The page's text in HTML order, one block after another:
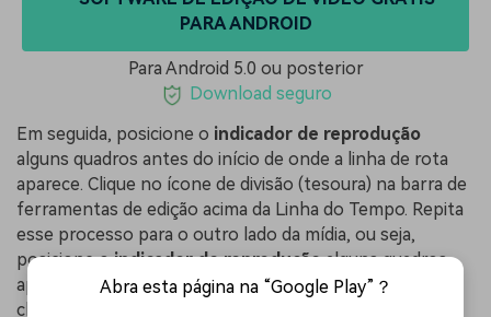
PARA ANDROID
Para Android 5.0 ou posterior
Download seguro
Em seguida, posicione o indicador de reprodução
alguns quadros antes do início de onde a linha de rota
aparece. Clique no ícone de divisão (tesoura) na barra de
ferramentas de edição acima da Linha do Tempo. Repita
esse processo para o outro lado da mídia, ou seja,
posicione oindicador de reproduçãoalguns quadros
após a linha da rota atingir a localização de destino e
clique no ícone de divisão novamente. Em seguida,
Abra esta página na “Google Play”？